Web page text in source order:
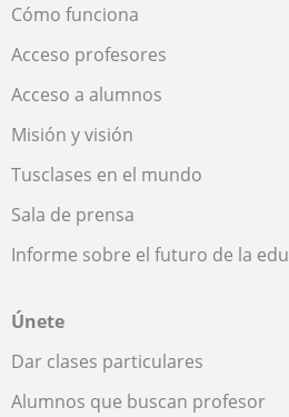
Cómo funciona
Acceso profesores
Acceso a alumnos
Misión y visión
Tusclases en el mundo
Sala de prensa
Informe sobre el futuro de la
Únete
Dar clases particulares
Alumnos que buscan profesor